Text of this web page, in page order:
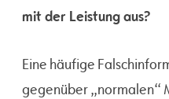
mit der Leistung aus?
Eine häufige
gegenüber „normalen“